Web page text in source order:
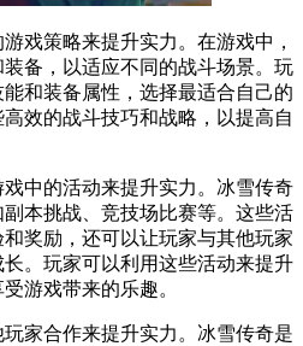
策略来提升实力。在游戏中，
备，以适应不同的战斗场景。玩
和装备属性，选择最适合自己的
效的战斗技巧和战略，以提高自
的活动来提升实力。冰雪传奇
本挑战、竞技场比赛等。这些活
奖励，还可以让玩家与其他玩家
。玩家可以利用这些活动来提升
游戏带来的乐趣。
合作来提升实力。冰雪传奇是